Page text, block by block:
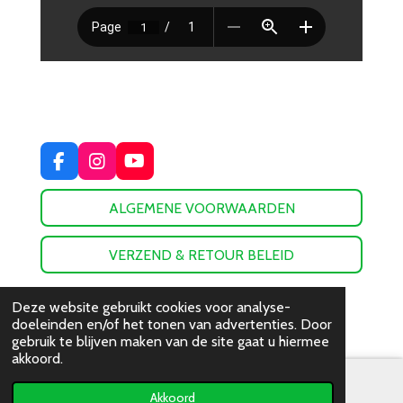
Deze website gebruikt cookies voor analyse-
doeleinden en/of het tonen van advertenties. Door
gebruik te blijven maken van de site gaat u hiermee
akkoord.
Akkoord
F
a
b
o
k
I
n
a
r
a
m
Y
o
u
u
b
e
ALGEMENE VOORWAARDEN
VERZEND & RETOUR BELEID
Powered byJouwWeb